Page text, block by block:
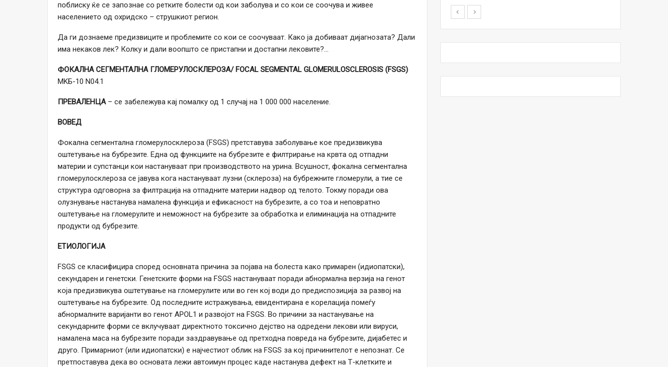
поблиску ќе се запознае со ретките болести од кои заболува и со кои се соочува и живее
населението од охридско – струшкиот регион.
Да ги дознаеме предизвиците и проблемите со кои се соочуваат. Како ја добиваат дијагнозата? Дали
има некаков лек? Колку и дали воопшто се пристапни и достапни лековите?…
ФОКАЛНА СЕГМЕНТАЛНА ГЛОМЕРУЛОСКЛЕРОЗА/ FOCAL SEGMENTAL GLOMERULOSCLEROSIS (FSGS)
MKБ-10 N04.1
ПРЕВАЛЕНЦА– се забележува кај помалку од 1 случај на 1 000 000 население.
ВОВЕД
Фокална сегментална гломерулосклероза (FSGS) претставува заболување кое предизвикува
оштетување на бубрезите. Една од функциите на бубрезите е филтрирање на крвта од отпадни
материи и супстанци кои настануваат при производството на урина. Всушност, фокална сегментална
гломерулосклероза се јавува кога настануваат лузни (склероза) на бубрежните гломерули, а тие се
структура одговорна за филтрација на отпадните материи надвор од телото. Токму поради ова
олузнување настанува намалена функција и ефикасност на бубрезите, а со тоа и неповратно
оштетување на гломерулите и неможност на бубрезите за обработка и елиминација на отпадните
продукти од бубрезите.
ЕТИОЛОГИЈА
FSGS се класифицира според основната причина за појава на болеста како примарен (идиопатски),
секундарен и генетски. Генетските форми на FSGS настануваат поради абнормална верзија на генот
која предизвикува оштетување на гломерулите или во ген кој води до предиспозиција за развој на
оштетување на бубрезите. Од последните истражувања, евидентирана е корелација помеѓу
абнормалните варијанти во генот APOL1 и развојот на FSGS. Во причини за настанување на
секундарните форми се вклучуваат директното токсично дејство на одредени лекови или вируси,
намалена маса на бубрезите поради заздравување од претходна повреда на бубрезите, дијабетес и
друго. Примарниот (или идиопатски) е најчестиот облик на FSGS за кој причинителот е непознат. Се
претпоставува дека во основата лежи автоимун процес каде настанува дефект на Т-клетките и